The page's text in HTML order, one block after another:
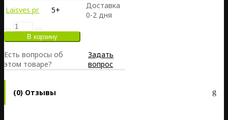
Laisves pr. 5+
Доставка
0-2 дня
Есть вопросы об
этом товаре?
Задать
вопрос
(0) Отзывы